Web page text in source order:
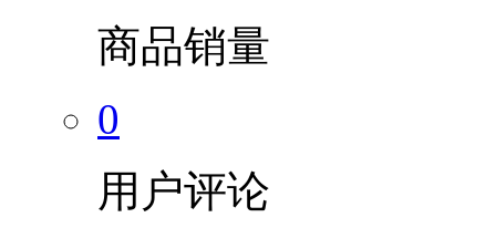
商品销量
0
用户评论